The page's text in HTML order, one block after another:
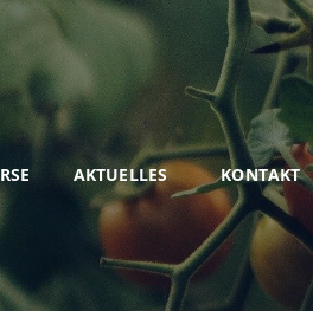
AKTUELLES KONTAKT